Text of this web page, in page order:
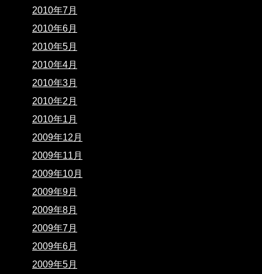
2010年7月
2010年6月
2010年5月
2010年4月
2010年3月
2010年2月
2010年1月
2009年12月
2009年11月
2009年10月
2009年9月
2009年8月
2009年7月
2009年6月
2009年5月